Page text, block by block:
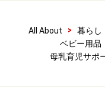
All About > 暮らし
ベビー用品
母乳育児サポ